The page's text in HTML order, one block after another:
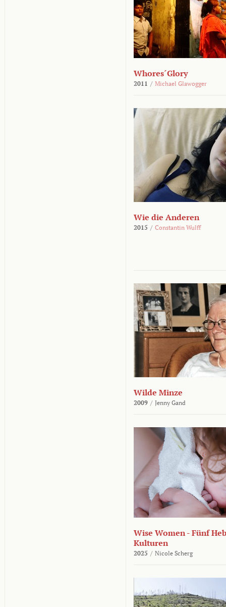
Whores´Glory
2011 / Michael Glawogger
Wie die Anderen
2015 / Constantin Wulff
Wilde Minze
2009 / Jenny Gand
Wise Women - Fünf
Kulturen
2025 / Nicole Scherg